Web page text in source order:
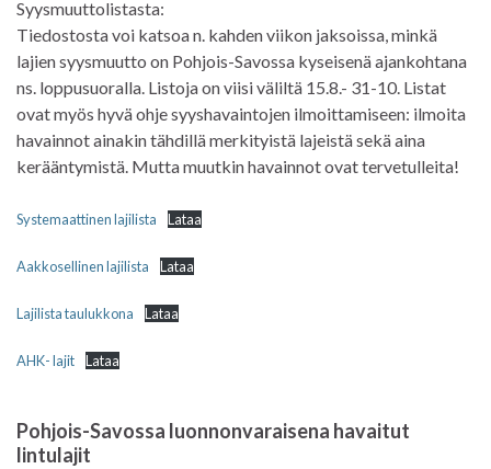
Syysmuuttolistasta:
Tiedostosta voi katsoa n. kahden viikon jaksoissa, minkä
lajien syysmuutto on Pohjois-Savossa kyseisenä ajankohtana
ns. loppusuoralla. Listoja on viisi väliltä 15.8.- 31-10. Listat
ovat myös hyvä ohje syyshavaintojen ilmoittamiseen: ilmoita
havainnot ainakin tähdillä merkityistä lajeistä sekä aina
kerääntymistä. Mutta muutkin havainnot ovat tervetulleita!
Systemaattinen lajilista Lataa
Aakkosellinen lajilista Lataa
Lajilista taulukkona Lataa
AHK- lajit Lataa
Pohjois-Savossa luonnonvaraisena havaitut
lintulajit